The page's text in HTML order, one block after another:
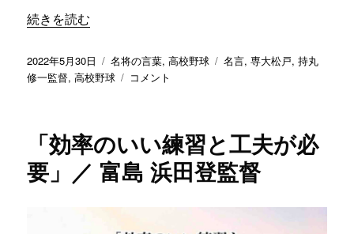
“「教えられたことだけをやる選手は活躍できません」
続きを読む
投
稿
2022年5月30日
カ
テ
名将の言葉,高校野球
タ
名言,専大松戸,持丸
修一監督,高校野球
「教
た
こ
と
コメント
「効率のいい練習と工夫が必
要」／ 富島 浜田登監督